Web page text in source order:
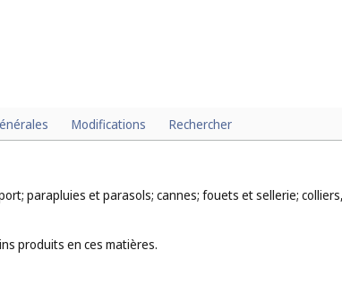
Modifications Rechercher
parapluies et parasols; cannes; fouets et sellerie;
produits en ces matières.